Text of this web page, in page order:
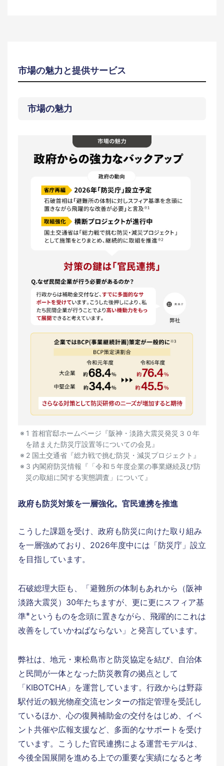
市場の魅力と提供サービス
市場の魅力
1 首相官邸ホームページ『阪神・淡路大震災発災３０年
を踏まえた防災庁設置等についての会見』
2 国土交通省『総力戦で挑む防災・減災プロジェクト』
3 内閣府防災情報『「令和５年度企業の事業継続及び防
災の取組に関する実態調査」について』
政府も防災対策を一層強化。官民連携を推進
こうした課題を受け、政府も防災に向けた取り組み
を一層強めており、2026年度中には「防災庁」設立
を目指しています。
石破総理大臣も、「避難所の体制もあれから（阪神
淡路大震災）30年たちますが、更に更にスフィア基
準※ というものを念頭に置きながら、飛躍的にこれは
改善をしていかねばならない」と発言しています。
弊社は、地元・東松島市と防災協定を結び、自治体
と民間が一体となった防災教育の拠点として
「KIBOTCHA」を運営しています。行政からは野蒜
駅付近の観光物産交流センターの指定管理を受託し
ているほか、心の復興補助金の交付をはじめ、イベ
ント共催や広報支援など、多面的なサポートを受け
ています。こうした官民連携による運営モデルは、
今後全国展開を進める上での重要な実績になると考